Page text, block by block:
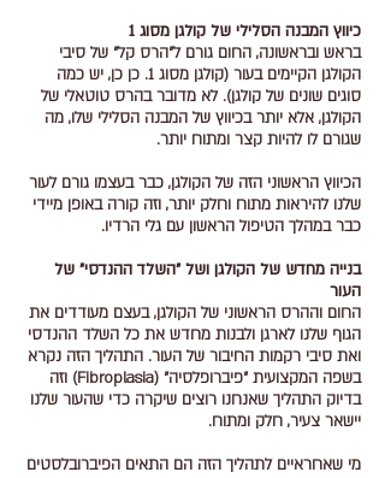
כיווץ המבנה הסלילי של קולגן מסוג 1
בראש ובראשונה, החום גורם ל"הרס קל" של סיבי
הקולגן הקיימים בעור (קולגן מסוג 1. כן כן, יש כמה
סוגים שונים של קולגן). לא מדובר בהרס טוטאלי של
הקולגן, אלא יותר בכיווץ של המבנה הסלילי שלו, מה
שגורם לו להיות קצר ומתוח יותר.
הכיווץ הראשוני הזה של הקולגן, כבר בעצמו גורם לעור
שלנו להיראות מתוח וחלק יותר, וזה קורה באופן מיידי
כבר במהלך הטיפול הראשון עם גלי הרדיו.
בנייה מחדש של הקולגן ושל "השלד ההנדסי" של
העור
החום וההרס הראשוני של הקולגן, בעצם מעודדים את
הגוף שלנו לארגן ולבנות מחדש את כל השלד ההנדסי
ואת סיבי רקמות החיבור של העור. התהליך הזה נקרא
בשפה המקצועית "פיברופלסיה" (Fibroplasia) וזה
בדיוק התהליך שאנחנו רוצים שיקרה כדי שהעור שלנו
יישאר צעיר, חלק ומתוח.
מי שאחראיים לתהליך הזה הם התאים הפיברובלסטים